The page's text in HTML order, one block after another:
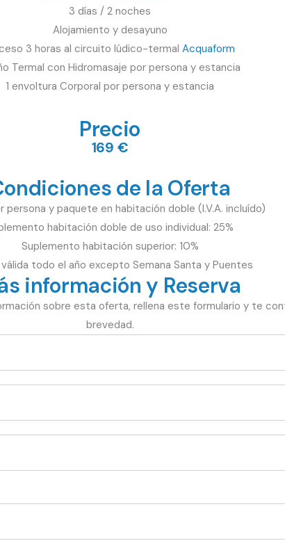
3 días / 2 noches
Alojamiento y desayuno
3 horas al circuito lúdico-termal Acquaform
Termal con Hidromasaje por persona y estancia
1 envoltura Corporal por persona y estancia
Precio
169 €
de la Oferta
persona y paquete en habitación doble (I.V.A. incluído)
habitación doble de uso individual: 25%
Suplemento habitación superior: 10%
todo el año excepto Semana Santa y Puentes
información y Reserva
sobre esta oferta, rellena este formulario y te
brevedad.